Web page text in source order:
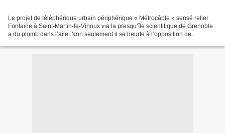
Le projet de téléphérique urbain périphérique « Métrocâble » sensé relier
Fontaine à Saint-Martin-le-Vinoux via la presqu’île scientifique de Grenoble
a du plomb dans l’aile. Non seulement il se heurte à l’opposition de